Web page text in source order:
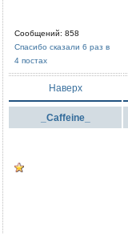
Сообщений: 858
Спасибо сказали 6 раз в
4 постах
Наверх
_Caffeine_